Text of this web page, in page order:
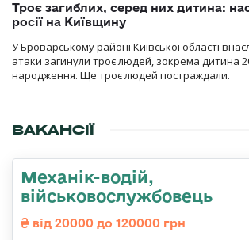
Троє загиблих, серед них дитина:
росії на Київщину
У Броварському районі Київської області
атаки загинули троє людей, зокрема дитина
народження. Ще троє людей постраждали.
ВАКАНСІЇ
Механік-водій,
військовослужбовець
від 20000 до 120000 грн